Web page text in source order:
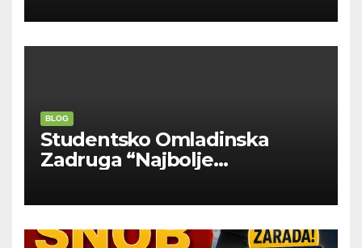
BLOG
Studentsko Omladinska
Zadruga “Najbolje